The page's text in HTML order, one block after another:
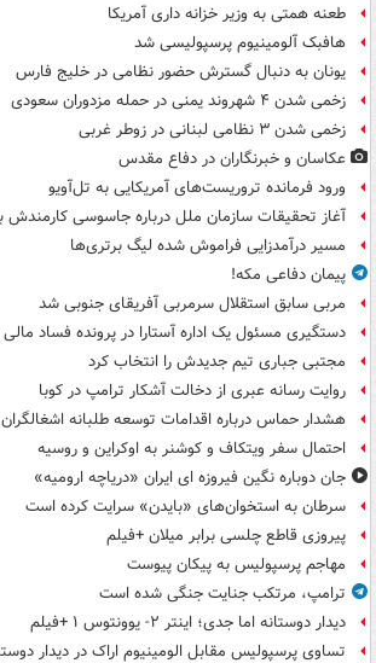
طعنه همتی به وزیر خزانه داری آمریکا
هافبک آلومینیوم پرسپولیسی شد
یونان به دنبال گسترش حضور نظامی در خلیج فارس
زخمی شدن ۴ شهروند یمنی در حمله مزدوران سعودی
زخمی شدن ۳ نظامی لبنانی در زوطر غربی
عکاسان و خبرنگاران در دفاع مقدس
ورود فرمانده تروریست‌های آمریکایی به تل‌آویو
آغاز تحقیقات سازمان ملل درباره جاسوسی کارمندش
مسیر درآمدزایی فراموش شده لیگ برتری‌ها
پیمان دفاعی مکه!
مربی سابق استقلال سرمربی آفریقای جنوبی شد
دستگیری مسئول یک اداره آستارا در پرونده فساد مالی
مجتبی جباری تیم جدیدش را انتخاب کرد
روایت رسانه عبری از دخالت آشکار ترامپ در کوبا
هشدار حماس درباره اقدامات توسعه طلبانه اشغالگران
احتمال سفر ویتکاف و کوشنر به اوکراین و روسیه
جان دوباره نگین فیروزه ای ایران «دریاچه ارومیه»
سرطان به استخوان‌های «بایدن» سرایت کرده است
پیروزی قاطع چلسی برابر میلان +فیلم
مهاجم پرسپولیس به پیکان پیوست
ترامپ، مرتکب جنایت جنگی شده است
دیدار دوستانه اما جدی؛ اینتر ۲- یوونتوس ۱ +فیلم
تساوی پرسپولیس مقابل الومینیوم اراک در دیدار